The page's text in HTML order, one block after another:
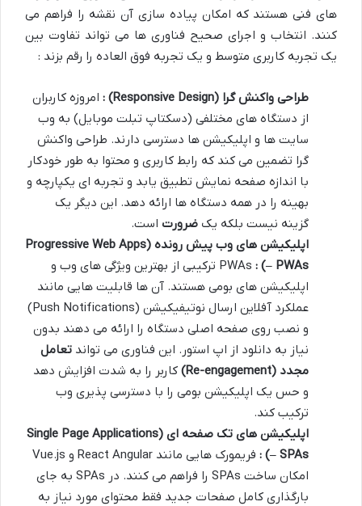
های فنی هستند که امکان پیاده سازی آن نقشه را فراهم می
کنند. انتخاب و اجرای صحیح فناوری ها می تواند تفاوت بین
یک تجربه کاربری متوسط و یک تجربه فوق العاده را رقم بزند :
طراحی واکنش گرا (Responsive Design)
: امروزه کاربران
از دستگاه های مختلفی (دسکتاپ تبلت موبایل) به وب
سایت ها و اپلیکیشن ها دسترسی دارند. طراحی واکنش
گرا تضمین می کند که رابط کاربری و محتوا به طور خودکار
با اندازه صفحه نمایش تطبیق یابد و تجربه ای یکپارچه و
بهینه را در همه دستگاه ها ارائه دهد. این دیگر یک
گزینه نیست بلکه یک ضرورت است.
اپلیکیشن های وب پیش رونده (Progressive Web Apps
– PWAs) :
PWAs ترکیبی از بهترین ویژگی های وب و
اپلیکیشن های بومی هستند. آن ها قابلیت هایی مانند
عملکرد آفلاین ارسال نوتیفیکیشن (Push Notifications)
و نصب روی صفحه اصلی دستگاه را ارائه می دهند بدون
نیاز به دانلود از اپ استور. این فناوری می تواند تعامل
مجدد (Re-engagement)
کاربر را به شدت افزایش دهد
و حس یک اپلیکیشن بومی را با دسترسی پذیری وب
ترکیب کند.
اپلیکیشن های تک صفحه ای (Single Page Applications
– SPAs)
:
فریمورک هایی مانند React Angular و Vue.js
امکان ساخت SPAs را فراهم می کنند. در SPAs به جای
بارگذاری کامل صفحات جدید فقط محتوای مورد نیاز به